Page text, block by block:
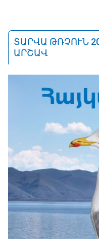
ՏԱՐՎԱ ԹՌՉՈՒՆ
ԱՐՇԱՎ